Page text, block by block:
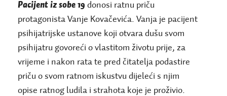
Pacijent iz sobe 19donosi ratnu priču
protagonista Vanje Kovačevića. Vanja je pacijent
psihijatrijske ustanove koji otvara dušu svom
psihijatru govoreći o vlastitom životu prije, za
vrijeme i nakon rata te pred čitatelja podastire
priču o svom ratnom iskustvu dijeleći s njim
opise ratnog ludila i strahota koje je proživio.